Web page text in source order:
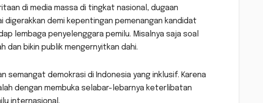
di media massa di tingkat nasional, dugaan
demi kepentingan pemenangan kandidat
lembaga penyelenggara pemilu. Misalnya saja soal
bikin publik mengernyitkan dahi.
semangat demokrasi di Indonesia yang inklusif. Karena
dengan membuka selabar-lebarnya keterlibatan
internasional.